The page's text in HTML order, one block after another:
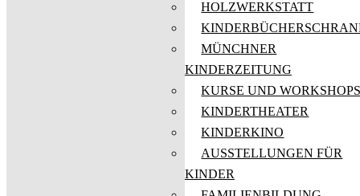
HOLZWERKSTATT
MÜNCHNER
KINDERZEITUNG
KURSE UND
KINDERTHEATER
KINDERKINO
AUSSTELLUNGEN FÜR
KINDER